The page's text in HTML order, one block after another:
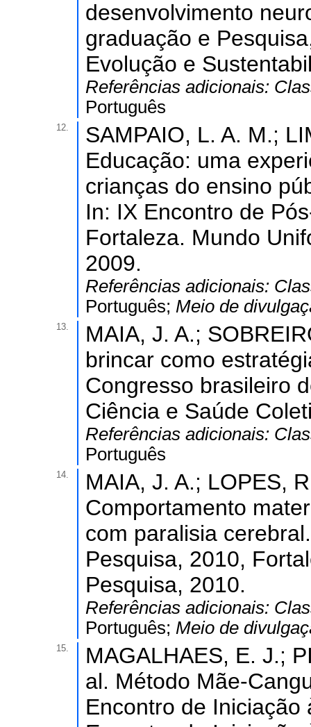
desenvolvimento
graduação e
Evolução e
Referências adicionais:
Português
12.
SAMPAIO, L. A. M.;
Educação: uma
crianças do ensino
In: IX Encontro de
Fortaleza. Mundo
2009.
Referências adicionais:
Português; Meio de
13.
MAIA, J. A.;
brincar como
Congresso brasileiro
Ciência e Saúde
Referências adicionais:
Português
14.
MAIA, J. A.; LOPES,
Comportamento
com paralisia
Pesquisa, 2010,
Pesquisa, 2010.
Referências adicionais:
Português; Meio de
15.
MAGALHAES, E. J.;
al. Método Mãe-
Encontro de